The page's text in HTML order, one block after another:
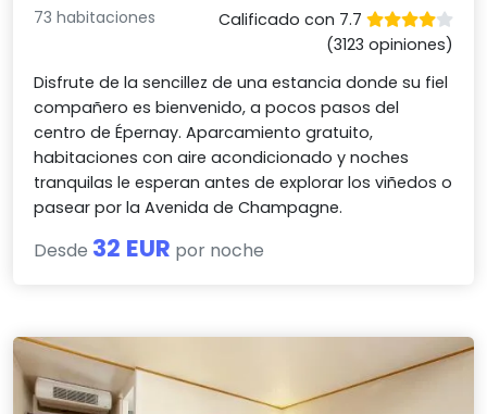
73 habitaciones
Calificado con 7.7
(3123 opiniones)
Disfrute de la sencillez de una estancia donde su fiel
compañero es bienvenido, a pocos pasos del
centro de Épernay. Aparcamiento gratuito,
habitaciones con aire acondicionado y noches
tranquilas le esperan antes de explorar los viñedos o
pasear por la Avenida de Champagne.
Desde 32 EUR por noche